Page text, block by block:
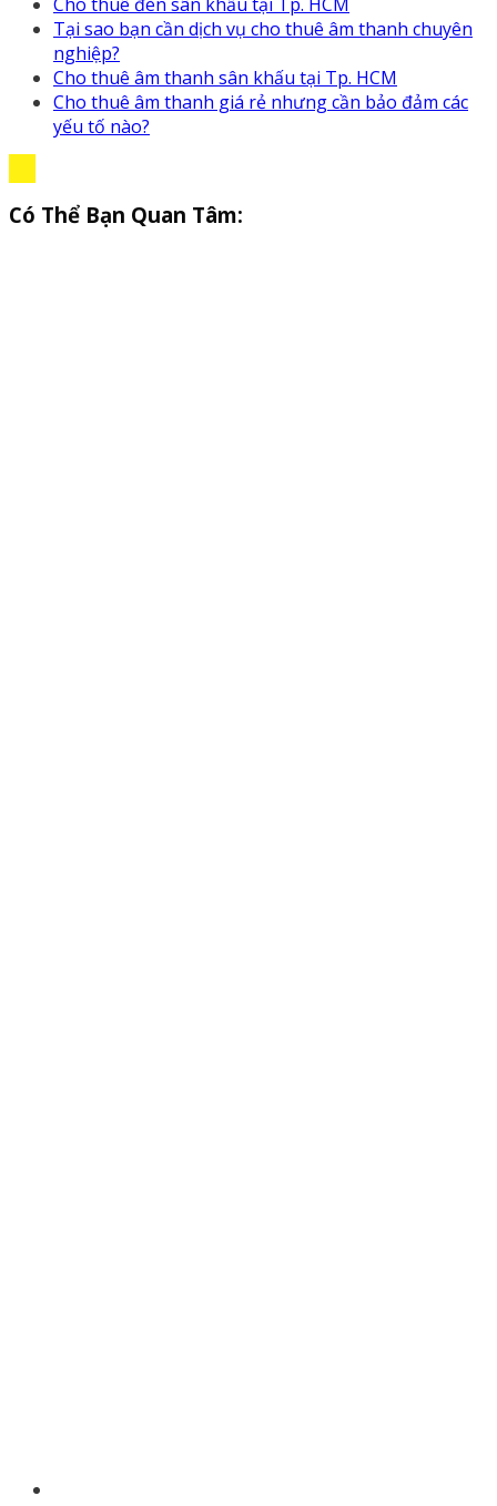
Tại sao bạn cần dịch vụ cho thuê âm thanh chuyên
nghiệp?
Cho thuê âm thanh sân khấu tại Tp. HCM
Cho thuê âm thanh giá rẻ nhưng cần bảo đảm các
yếu tố nào?
Có Thể Bạn Quan Tâm: